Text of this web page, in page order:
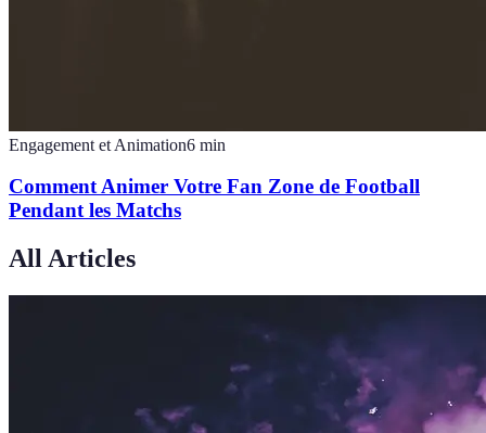
Engagement et Animation6 min
Comment Animer Votre Fan Zone de Football
Pendant les Matchs
All Articles